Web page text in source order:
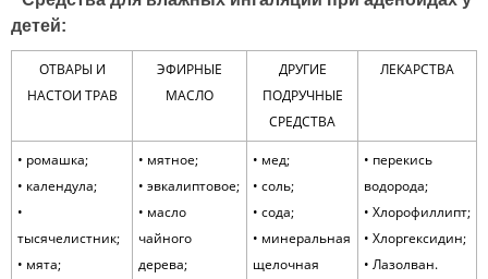
детей:
ОТВАРЫ И
НАСТОИ ТРАВ
ЭФИРНЫЕ
МАСЛО
ДРУГИЕ
ПОДРУЧНЫЕ
СРЕДСТВА
ЛЕКАРСТВА
• ромашка;
• календула;
•
тысячелистник;
• мята;
• мятное;
• эвкалиптовое;
• масло
чайного
дерева;
• мед;
• соль;
• сода;
• минеральная
щелочная
• перекись
водорода;
• Хлорофиллипт;
• Хлоргексидин;
• Лазолван.